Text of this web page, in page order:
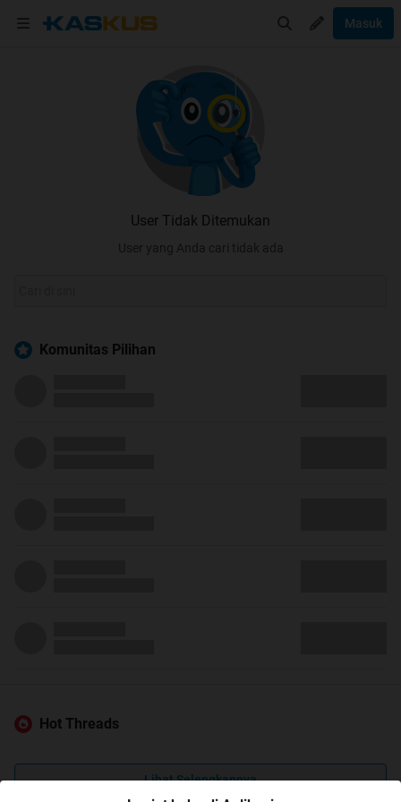
Masuk
User Tidak Ditemukan
User yang Anda cari tidak ada
Komunitas Pilihan
Hot Threads
Lihat Selengkapnya